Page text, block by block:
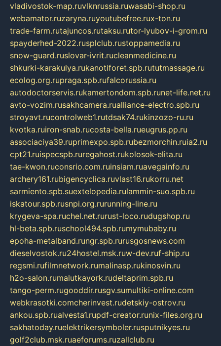
vladivostok-map.ruvlknrussia.ruwasabi-shop.ru
webamator.ruzaryna.ruyoutubefree.rux-ton.ru
trade-farm.rutajuncos.rutaksu.rutor-lyubov-i-grom.ru
spayderhed-2022.rusplclub.rustoppamedia.ru
snow-guard.ruslovar-ivrit.rucleanmedicine.ru
shkurki-karakulya.rukanotiforet.spb.rututmassage.ru
ecolog.org.rupraga.spb.rufalcorussia.ru
autodoctorservis.rukamertondom.spb.runet-life.net.ru
avto-vozim.rusakhcamera.rualliance-electro.spb.ru
stroyavt.rucontrolweb1.rutdsak74.rukinzozo-ru.ru
kvotka.ruiron-snab.rucosta-bella.rueugrus.pp.ru
associaciya39.ruprimexpo.spb.rubezmorchin.ruia2.ru
cpt21.ruispecspb.ruregahost.rukolosok-elita.ru
tae-kwon.ruconsrio.com.ruinsiam.ruavegainfo.ru
archery161.rubigencyclica.ruvlast16.rukorru.net
sarmiento.spb.suextelopedia.rulammin-suo.spb.ru
iskatour.spb.rusnpi.org.rurunning-line.ru
krygeva-spa.ruchel.net.rurust-loco.rudugshop.ru
hl-beta.spb.ruschool494.spb.rumymubaby.ru
epoha-metalband.rungr.spb.rurusgosnews.com
dieselvostok.ru24hostel.msk.ruw-dev.ruf-ship.ru
regsmi.rufilmnetwork.rumalinasp.rukinosvin.ru
h2o-salon.rumalutkayork.rudeltaprim.spb.ru
tango-perm.rugooddir.rusgv.sumultiki-online.com
webkrasotki.comcherinvest.rudetskiy-ostrov.ru
ankou.spb.rualvesta1.rupdf-creator.runix-files.org.ru
sakhatoday.ruelektrikersymboler.rusputnikyes.ru
golf2club.msk.ruaeforums.ruzallclub.ru